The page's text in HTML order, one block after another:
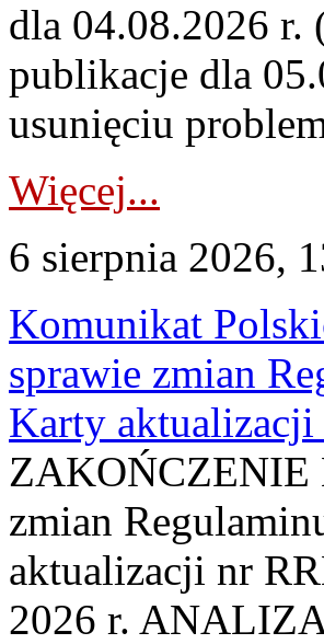
dla 04.08.2026
publikacje dla
usunięciu
Więcej...
6 sierpnia 2026,
Komunikat
sprawie zmian
Karty
ZAKOŃCZENIE
zmian
aktualizacji nr
2026 r.